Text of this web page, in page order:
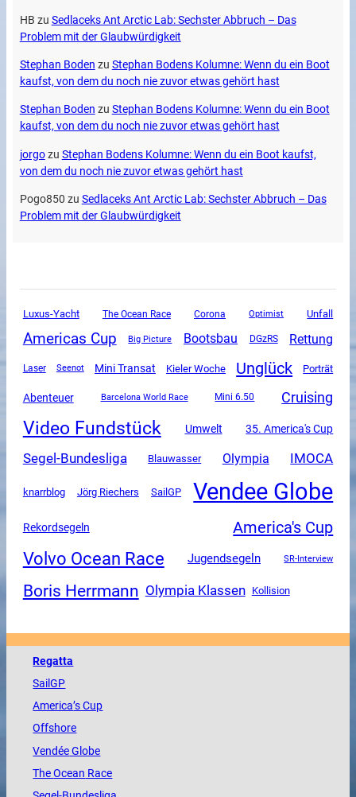
HB zu Sedlaceks Ant Arctic Lab: Sechster Abbruch – Das
Problem mit der Glaubwürdigkeit
Stephan Boden zu Stephan Bodens Kolumne: Wenn du ein Boot
kaufst, von dem du noch nie zuvor etwas gehört hast
Stephan Boden zu Stephan Bodens Kolumne: Wenn du ein Boot
kaufst, von dem du noch nie zuvor etwas gehört hast
jorgozu Stephan Bodens Kolumne: Wenn du ein Boot kaufst,
von dem du noch nie zuvor etwas gehört hast
Pogo850 zu Sedlaceks Ant Arctic Lab: Sechster Abbruch – Das
Problem mit der Glaubwürdigkeit
Luxus-Yacht The Ocean Race Corona Optimist Unfall
Americas Cup Big Picture Bootsbau DGzRS Rettung
Laser Seenot Mini Transat Kieler Woche Unglück Porträt
Abenteuer Barcelona World Race Mini 6.50 Cruising
Video Fundstück Umwelt 35. America's Cup
Segel-Bundesliga Blauwasser Olympia IMOCA
knarrblog Jörg Riechers SailGP Vendee Globe
Rekordsegeln America's Cup
Volvo Ocean Race Jugendsegeln SR-Interview
Boris Herrmann Olympia Klassen Kollision
Regatta
SailGP
America’s Cup
Offshore
VendéeGlobe
TheOcean Race